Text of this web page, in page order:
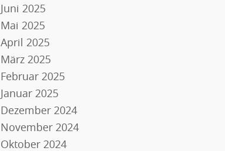
Juni 2025
Mai 2025
April 2025
März 2025
Februar 2025
Januar 2025
Dezember 2024
November 2024
Oktober 2024